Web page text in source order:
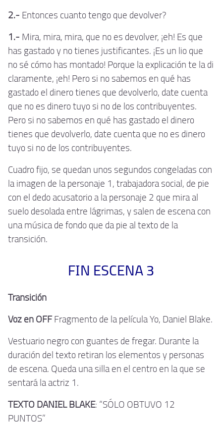
2.- Entonces cuanto tengo que devolver?
1.- Mira, mira, mira, que no es devolver, ¡eh! Es que
has gastado y no tienes justificantes. ¡Es un lio que
no sé cómo has montado! Porque la explicación te la di
claramente, ¡eh! Pero si no sabemos en qué has
gastado el dinero tienes que devolverlo, date cuenta
que no es dinero tuyo si no de los contribuyentes.
Pero si no sabemos en qué has gastado el dinero
tienes que devolverlo, date cuenta que no es dinero
tuyo si no de los contribuyentes.
Cuadro fijo, se quedan unos segundos congeladas con
la imagen de la personaje 1, trabajadora social, de pie
con el dedo acusatorio a la personaje 2 que mira al
suelo desolada entre lágrimas, y salen de escena con
una música de fondo que da pie al texto de la
transición.
FIN ESCENA 3
Transición
Voz en OFFFragmento de la película Yo, Daniel Blake.
Vestuario negro con guantes de fregar. Durante la
duración del texto retiran los elementos y personas
de escena. Queda una silla en el centro en la que se
sentará la actriz 1.
TEXTO DANIEL BLAKE: “SÓLO OBTUVO 12
PUNTOS”